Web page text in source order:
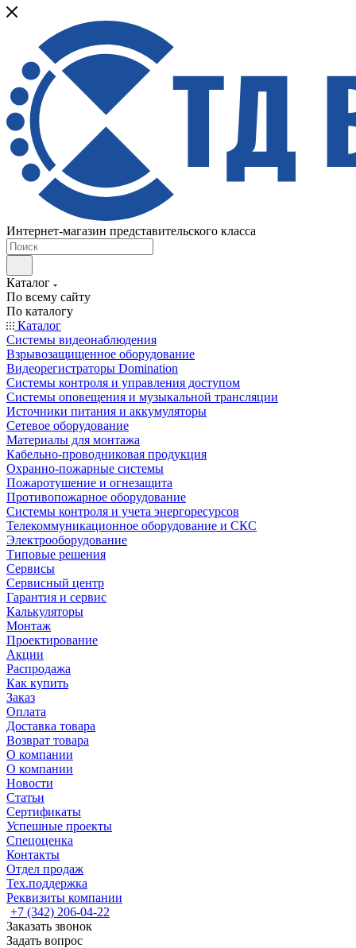
Интернет-магазин представительского класса
Каталог
По всему сайту
По каталогу
Каталог
Системы видеонаблюдения
Взрывозащищенное оборудование
Видеорегистраторы Domination
Системы контроля и управления доступом
Системы оповещения и музыкальной трансляции
Источники питания и аккумуляторы
Сетевое оборудование
Материалы для монтажа
Кабельно-проводниковая продукция
Охранно-пожарные системы
Пожаротушение и огнезащита
Противопожарное оборудование
Системы контроля и учета энергоресурсов
Телекоммуникационное оборудование и СКС
Электрооборудование
Типовые решения
Сервисы
Сервисный центр
Гарантия и сервис
Калькуляторы
Монтаж
Проектирование
Акции
Распродажа
Как купить
Заказ
Оплата
Доставка товара
Возврат товара
О компании
О компании
Новости
Статьи
Сертификаты
Успешные проекты
Спецоценка
Контакты
Отдел продаж
Тех.поддержка
Реквизиты компании
+7 (342) 206-04-22
Заказать звонок
Задать вопрос